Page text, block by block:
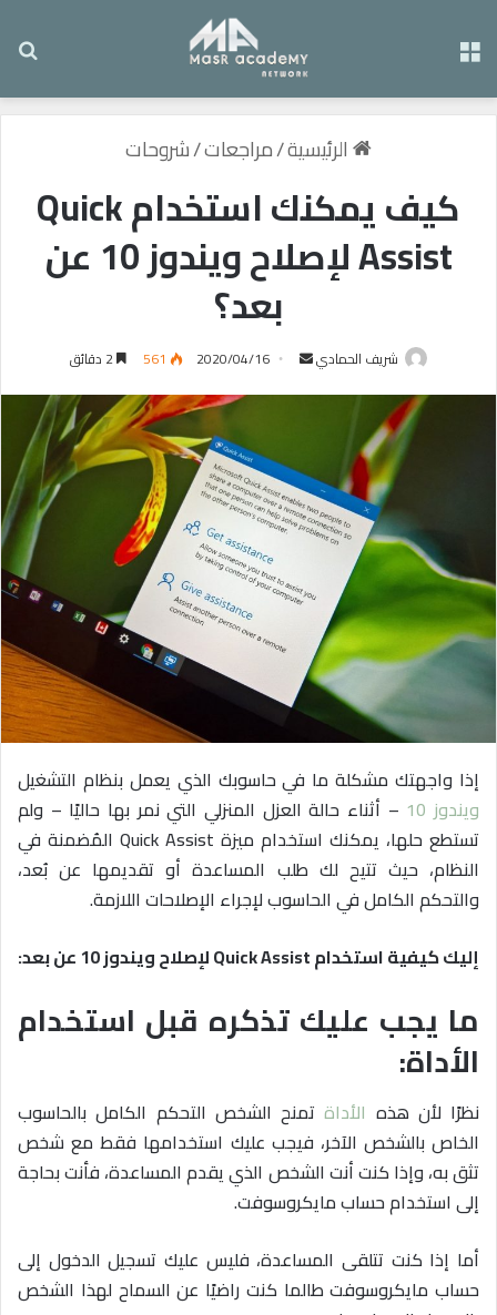
الرئيسية/مراجعات/شروحات
كيف يمكنك استخدام Quick
Assist لإصلاح ويندوز 10 عن
بعد؟
شريف الحمادي
ب
ر
ي
إ
ر
ي
ا
2020/04/16
561
إذا واجهتك مشكلة ما في حاسوبك الذي يعمل بنظام التشغيل
ويندوز 10
– أثناء حالة العزل المنزلي التي نمر بها حاليًا – ولم
تستطع حلها، يمكنك استخدام ميزة Quick Assist المُضمنة في
النظام، حيث تتيح لك طلب المساعدة أو تقديمها عن بُعد،
والتحكم الكامل في الحاسوب لإجراء الإصلاحات اللازمة.
إليك كيفية استخدام Quick Assist لإصلاح ويندوز 10 عن بعد:
ما يجب عليك تذكره قبل استخدام
الأداة:
نظرًا لأن هذه الأداة تمنح الشخص التحكم الكامل بالحاسوب
الخاص بالشخص الآخر، فيجب عليك استخدامها فقط مع شخص
تثق به، وإذا كنت أنت الشخص الذي يقدم المساعدة، فأنت بحاجة
إلى استخدام حساب مايكروسوفت.
أما إذا كنت تتلقى المساعدة، فليس عليك تسجيل الدخول إلى
حساب مايكروسوفت طالما كنت راضيًا عن السماح لهذا الشخص